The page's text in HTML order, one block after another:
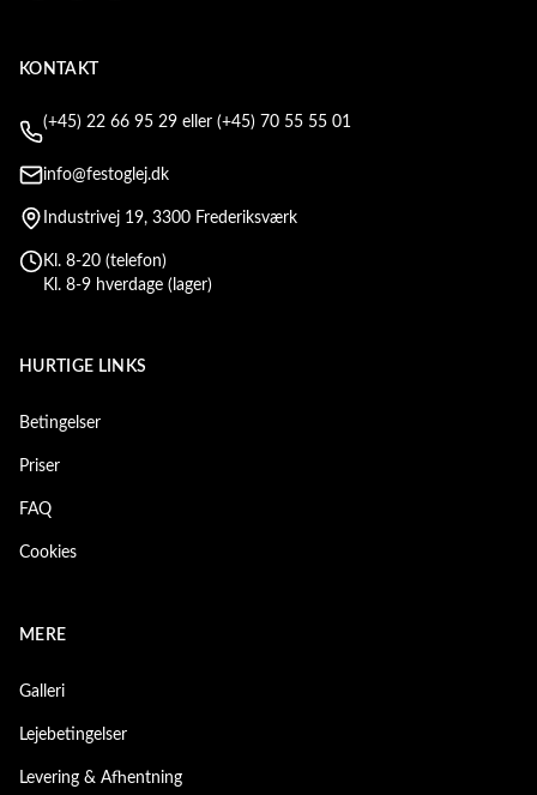
KONTAKT
(+45) 22 66 95 29 eller (+45) 70 55 55 01
info@festoglej.dk
Industrivej 19, 3300 Frederiksværk
Kl. 8-20 (telefon)
Kl. 8-9 hverdage (lager)
HURTIGE LINKS
Betingelser
Priser
FAQ
Cookies
MERE
Galleri
Lejebetingelser
Levering & Afhentning